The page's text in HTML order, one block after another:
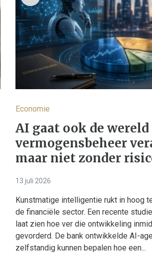
Economie
AI gaat ook de wereld
vermogensbeheer
maar niet zonder
13 juli 2026
Kunstmatige intelligentie rukt in hoog
de financiële sector. Een recente
laat zien hoe ver die ontwikkeling
gevorderd. De bank ontwikkelde AI-
zelfstandig kunnen bepalen hoe een...